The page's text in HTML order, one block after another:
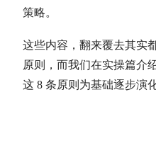
策略。
这些内容，翻来覆去其实
原则，而我们在实操篇介
这 8 条原则为基础逐步演